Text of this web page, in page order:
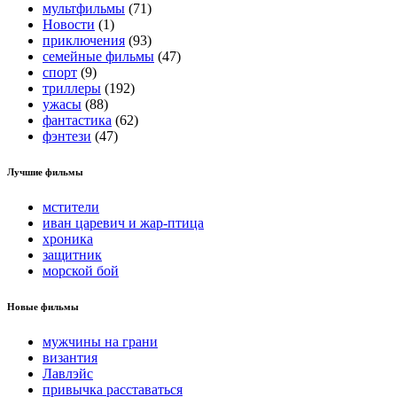
мультфильмы (71)
Новости (1)
приключения (93)
семейные фильмы (47)
спорт (9)
триллеры (192)
ужасы (88)
фантастика (62)
фэнтези (47)
Лучшие фильмы
мстители
иван царевич и жар-птица
хроника
защитник
морской бой
Новые фильмы
мужчины на грани
византия
Лавлэйс
привычка расставаться